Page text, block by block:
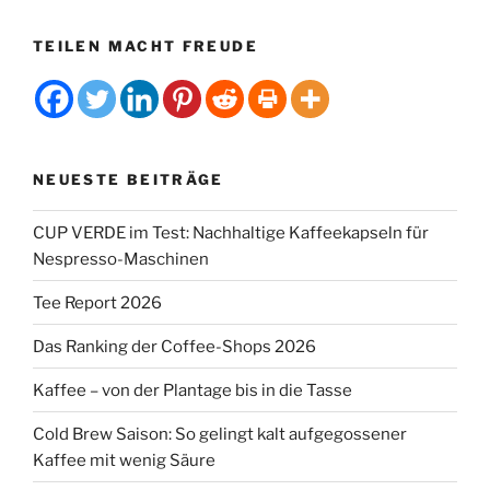
TEILEN MACHT FREUDE
NEUESTE BEITRÄGE
CUP VERDE im Test: Nachhaltige Kaffeekapseln für
Nespresso-Maschinen
Tee Report 2026
Das Ranking der Coffee-Shops 2026
Kaffee – von der Plantage bis in die Tasse
Cold Brew Saison: So gelingt kalt aufgegossener
Kaffee mit wenig Säure